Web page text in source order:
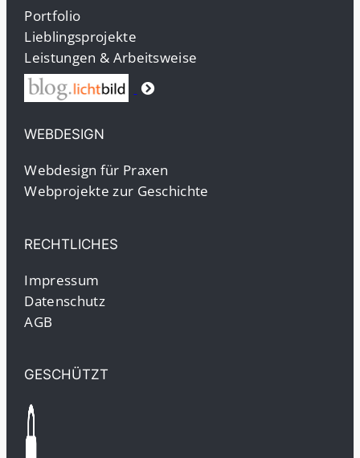
Portfolio
Lieblingsprojekte
Leistungen & Arbeitsweise
WEBDESIGN
Webdesign für Praxen
Webprojekte zur Geschichte
RECHTLICHES
Impressum
Datenschutz
AGB
GESCHÜTZT